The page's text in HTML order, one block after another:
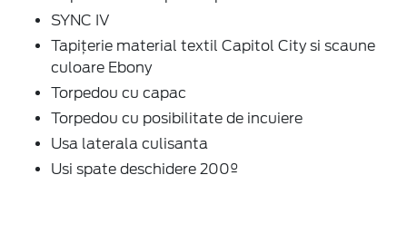
SYNC IV
Tapițerie material textil Capitol City si scaune
culoare Ebony
Torpedou cu capac
Torpedou cu posibilitate de incuiere
Usa laterala culisanta
Usi spate deschidere 200º